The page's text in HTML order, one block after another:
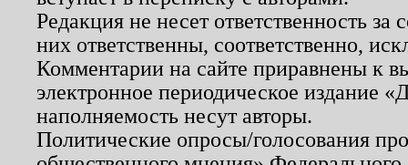
Редакция не несет ответственность
них ответственны, соответственно,
Комментарии на сайте приравнены к
электронное периодическое издание
наполняемость несут авторы.
Политические опросы/голосования